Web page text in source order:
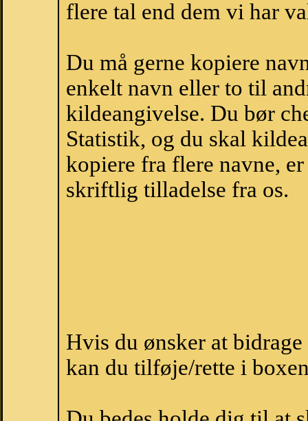
flere tal end dem vi har
Du må gerne kopiere
enkelt navn eller to til
kildeangivelse. Du bør
Statistik, og du skal
kopiere fra flere navne,
skriftlig tilladelse fra os.
Hvis du ønsker at
kan du tilføje/rette i